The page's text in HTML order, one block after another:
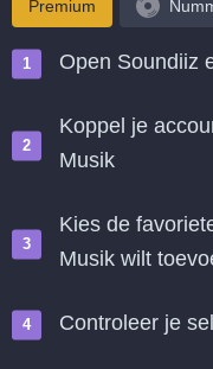
Premium
Open Soundiiz
Koppel je
Musik
Kies de
Musik wilt
Controleer je